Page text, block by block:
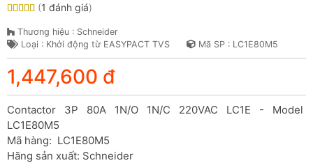
(1 đánh giá)
Thương hiệu : Schneider
Loại : Khởi động từ EASYPACT TVS
Mã SP : LC1E80M5
1,447,600 đ
Contactor 3P 80A 1N/O 1N/C 220VAC LC1E - Model
LC1E80M5
Mã hàng:  LC1E80M5
Hãng sản xuất: Schneider